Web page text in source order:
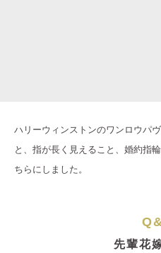
ハリーウィンストンのワンロウパ
と、指が長く見えること、婚約指
ちらにしました。
先輩花